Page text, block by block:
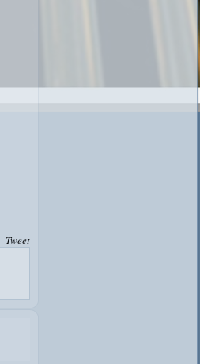
Tweet